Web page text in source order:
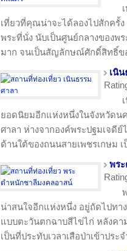
เที่ยวที่คุณน่าจะได้ลองไปสักครั้
พระที่นั่ง นับเป็นศูนย์กลางของพ
มาก จนเป็นสัญลักษณ์ศักดิ์สิทธิ์ข
เนิ
ยอดนิยมอีกแห่งหนึ่งในจังหวัดน
ศาลา ห่างจากองค์พระปฐมเจดี
ด้านใต้ของถนนสายเพชรเกษม
พร
น่าสนใจอีกแห่งหนึ่ง อยู่ถัดไปทา
แบบตะวันตกฉาบสีไข่ไก่ หลังคา
เป็นที่ประทับเวลาเสือป่าเข้าประ